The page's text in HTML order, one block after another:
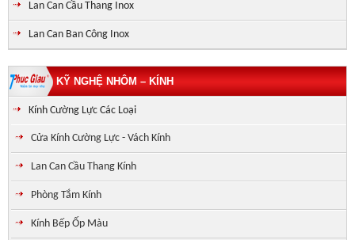
Lan Can Cầu Thang Inox
Lan Can Ban Công Inox
KỸ NGHỆ NHÔM – KÍNH
Kính Cường Lực Các Loại
Cửa Kính Cường Lực - Vách Kính
Lan Can Cầu Thang Kính
Phòng Tắm Kính
Kính Bếp Ốp Màu